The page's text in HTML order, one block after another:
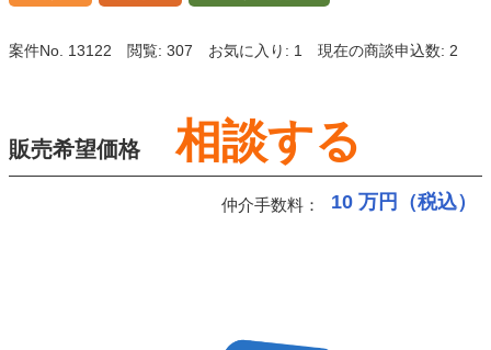
案件No. 13122 閲覧: 307 お気に入り: 1 現在の商談申込数: 2
販売希望価格 相談する
仲介手数料： 10 万円（税込）